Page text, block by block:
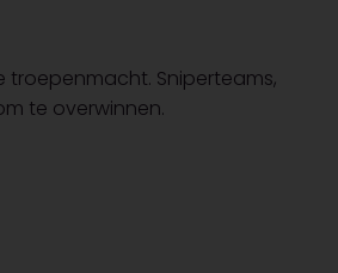
troepenmacht. Sniperteams,
te overwinnen.